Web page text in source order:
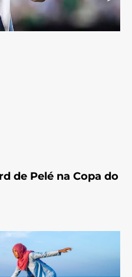
de Pelé na Copa do